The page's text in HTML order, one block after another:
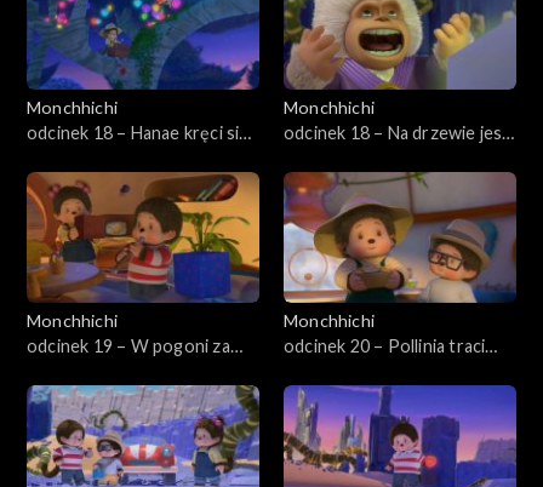
Monchhichi
odcinek 18 – Hanae kręci się
Monchhichi
odcinek 18 – Na drzewie jest
Monchhichi
odcinek 19 – W pogoni za
Monchhichi
odcinek 20 – Pollinia traci